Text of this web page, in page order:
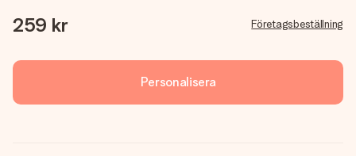
259 kr Företagsbeställning
Personalisera